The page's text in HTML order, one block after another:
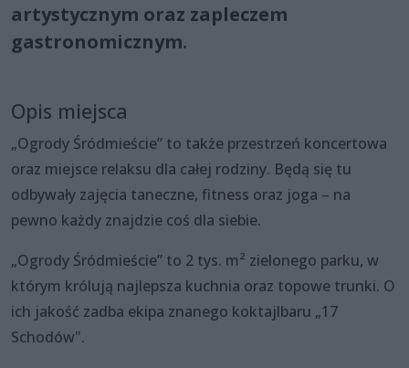
artystycznym oraz zapleczem
gastronomicznym.
Opis miejsca
„Ogrody Śródmieście” to także przestrzeń koncertowa
oraz miejsce relaksu dla całej rodziny. Będą się tu
odbywały zajęcia taneczne, fitness oraz joga – na
pewno każdy znajdzie coś dla siebie.
„Ogrody Śródmieście” to 2 tys. m² zielonego parku, w
którym królują najlepsza kuchnia oraz topowe trunki. O
ich jakość zadba ekipa znanego koktajlbaru „17
Schodów".